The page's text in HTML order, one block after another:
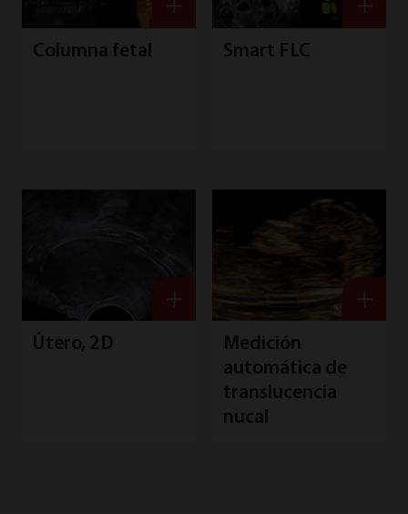
Columna fetal Smart FLC
Útero, 2D
Medición
automática de
translucencia
nucal